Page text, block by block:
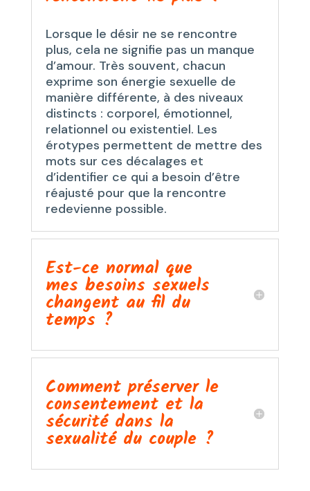
Lorsque le désir ne se rencontre
plus, cela ne signifie pas un manque
d’amour. Très souvent, chacun
exprime son énergie sexuelle de
manière différente, à des niveaux
distincts : corporel, émotionnel,
relationnel ou existentiel. Les
érotypes permettent de mettre des
mots sur ces décalages et
d’identifier ce qui a besoin d’être
réajusté pour que la rencontre
redevienne possible.
Est-ce normal que
mes besoins sexuels
changent au fil du
temps ?
Comment préserver le
consentement et la
sécurité dans la
sexualité du couple ?